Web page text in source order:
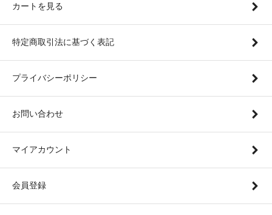
カートを見る
特定商取引法に基づく表記
プライバシーポリシー
お問い合わせ
マイアカウント
会員登録